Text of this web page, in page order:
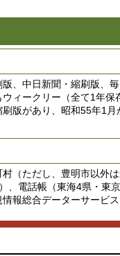
、中日新聞・縮刷版、
ィークリー（全て1年保
版があり、昭和55年1月
（ただし、豊明市以外
、電話帳（東海4県・東
報総合データーサービ